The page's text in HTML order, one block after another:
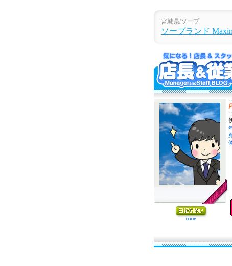
宮城県/ソープ
ソープランド